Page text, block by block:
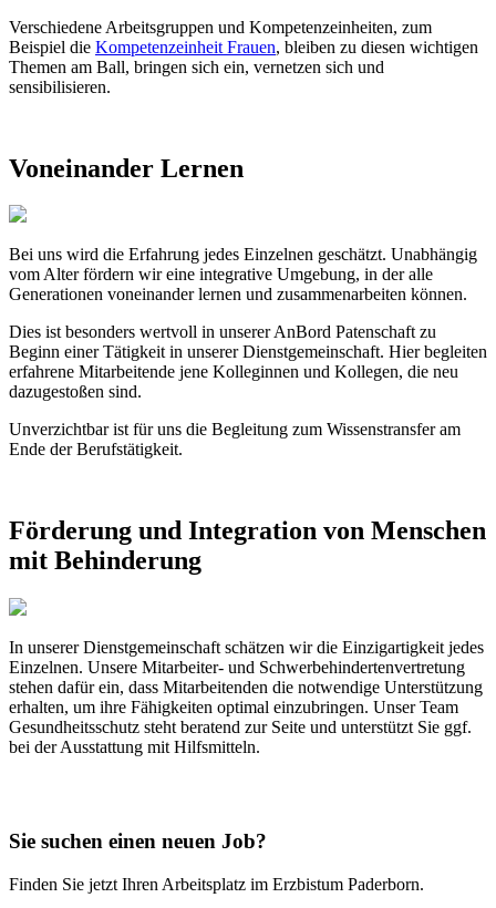
Verschiedene Arbeitsgruppen und Kompetenzeinheiten, zum
Beispiel die Kompetenzeinheit Frauen, bleiben zu diesen wichtigen
Themen am Ball, bringen sich ein, vernetzen sich und
sensibilisieren.
Voneinander Lernen
Bei uns wird die Erfahrung jedes Einzelnen geschätzt. Unabhängig
vom Alter fördern wir eine integrative Umgebung, in der alle
Generationen voneinander lernen und zusammenarbeiten können.
Dies ist besonders wertvoll in unserer AnBord Patenschaft zu
Beginn einer Tätigkeit in unserer Dienstgemeinschaft. Hier begleiten
erfahrene Mitarbeitende jene Kolleginnen und Kollegen, die neu
dazugestoßen sind.
Unverzichtbar ist für uns die Begleitung zum Wissenstransfer am
Ende der Berufstätigkeit.
Förderung und Integration von Menschen
mit Behinderung
In unserer Dienstgemeinschaft schätzen wir die Einzigartigkeit jedes
Einzelnen. Unsere Mitarbeiter- und Schwerbehindertenvertretung
stehen dafür ein, dass Mitarbeitenden die notwendige Unterstützung
erhalten, um ihre Fähigkeiten optimal einzubringen. Unser Team
Gesundheitsschutz steht beratend zur Seite und unterstützt Sie ggf.
bei der Ausstattung mit Hilfsmitteln.
Sie suchen einen neuen Job?
Finden Sie jetzt Ihren Arbeitsplatz im Erzbistum Paderborn.